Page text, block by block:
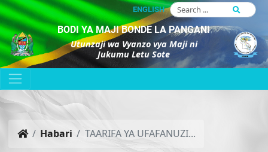
ENGLISH
BODI YA MAJI BONDE LA PANGANI
Utunzaji wa Vyanzo vya Maji ni
Jukumu Letu Sote
Habari TAARIFA YA UFAFANUZI...